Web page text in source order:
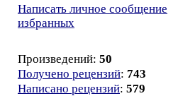
Написать личное сообщение
избранных
Произведений: 50
Получено рецензий: 743
Написано рецензий: 579